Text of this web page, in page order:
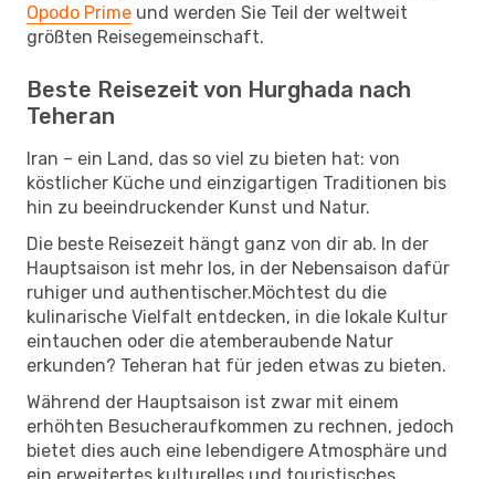
Opodo Prime und werden Sie Teil der weltweit
größten Reisegemeinschaft.
Beste Reisezeit von Hurghada nach
Teheran
Iran – ein Land, das so viel zu bieten hat: von
köstlicher Küche und einzigartigen Traditionen bis
hin zu beeindruckender Kunst und Natur.
Die beste Reisezeit hängt ganz von dir ab. In der
Hauptsaison ist mehr los, in der Nebensaison dafür
ruhiger und authentischer.Möchtest du die
kulinarische Vielfalt entdecken, in die lokale Kultur
eintauchen oder die atemberaubende Natur
erkunden? Teheran hat für jeden etwas zu bieten.
Während der Hauptsaison ist zwar mit einem
erhöhten Besucheraufkommen zu rechnen, jedoch
bietet dies auch eine lebendigere Atmosphäre und